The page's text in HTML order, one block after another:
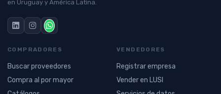
en Uruguay y América Latina.
COMPRADORES
Buscar proveedores
Compra al por mayor
VENDEDORES
Registrar empresa
Vender en LUSI